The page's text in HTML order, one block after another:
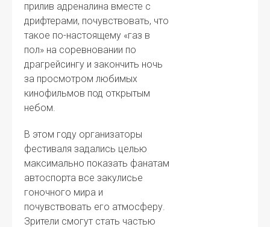
прилив адреналина вместе с
дрифтерами, почувствовать, что
такое по-настоящему «газ в
пол» на соревновании по
драгрейсингу и закончить ночь
за просмотром любимых
кинофильмов под открытым
небом.
В этом году организаторы
фестиваля задались целью
максимально показать фанатам
автоспорта все закулисье
гоночного мира и
почувствовать его атмосферу.
Зрители смогут стать частью